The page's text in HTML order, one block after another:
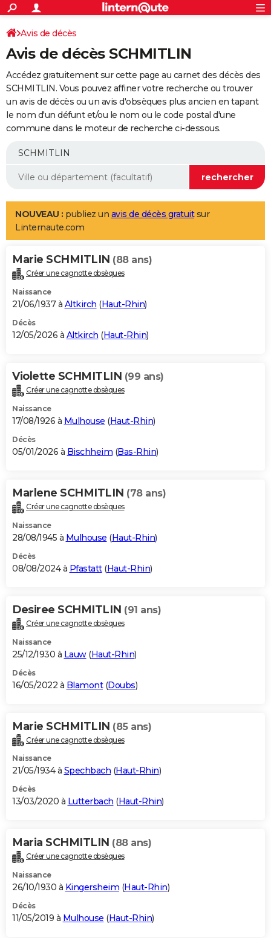
ACTUALITÉS
Politique
Société
Faits Divers
Education
Monde
Villes
+
SPORT
Coupe du monde 2026
Football
Tennis
Cyclisme
Rugby
Forum
Programme TV
TNT
Streaming
Cinéma
Sorties cinéma
Musique
+
FINANCE
Impôts
Immobilier
Risques naturels par ville
Banque
Assurance
Crédit
AUTO
Essais
Réserver un essai
Citadines
Berlines
SUV
Forum auto
+
Mobiles
Meilleur smartphone
Internet
Ordinateurs
Jeux vidéo
Guide high-tech
Aménagement intérieur
LIFESTYLE
Art de vivre
Bien-être
Loisirs
Mode
Modes de vie
Alimentation
Guide de la santé
Maladies
Médicaments
Sommeil
VOYAGE
Destinations
City break
Voyage nature
Voyage de noces
Forum
Climat
+PHOTO
GUIDES D'ACHAT
BONS PLANS
Carte de Noël
Carte Bonne année
Carte Saint-Valentin
Carte Pâques
Carte d'anniversaire
DICTIONNAIRE
Dictionnaire
Biographies
Citations
Expressions
Proverbes
PROGRAMME TV
S'inscrire
Se connecter
Lycées
Collèges
Primaires
Universités
Entreprises
Service militaire
Avis de recherche
AVIS DE DÉCÈS
Bricolage
Lifestyle
Culture
Sport
Auto
Television
Voyage
Cinema
Avis de décès
Avis de décès SCHMITLIN
Accédez gratuitement sur cette page au carnet des décès des
SCHMITLIN. Vous pouvez affiner votre recherche ou trouver
un avis de décès ou un avis d'obsèques plus ancien en tapant
le nom d'un défunt et/ou le nom ou le code postal d'une
commune dans le moteur de recherche ci-dessous.
NOUVEAU : publiez un avis de décès gratuitsur
Linternaute.com
Marie SCHMITLIN (88 ans)
Créer une cagnotte obsèques
Naissance
21/06/1937 à Altkirch (Haut-Rhin)
Décès
12/05/2026 à Altkirch (Haut-Rhin)
Violette SCHMITLIN (99 ans)
Créer une cagnotte obsèques
Naissance
17/08/1926 à Mulhouse (Haut-Rhin)
Décès
05/01/2026 à Bischheim (Bas-Rhin)
Marlene SCHMITLIN (78 ans)
Créer une cagnotte obsèques
Naissance
28/08/1945 à Mulhouse (Haut-Rhin)
Décès
08/08/2024 à Pfastatt(Haut-Rhin)
Desiree SCHMITLIN (91 ans)
Créer une cagnotte obsèques
Naissance
25/12/1930 à Lauw(Haut-Rhin)
Décès
16/05/2022 à Blamont(Doubs)
Marie SCHMITLIN (85 ans)
Créer une cagnotte obsèques
Naissance
21/05/1934 à Spechbach (Haut-Rhin)
Décès
13/03/2020 à Lutterbach (Haut-Rhin)
Maria SCHMITLIN (88 ans)
Créer une cagnotte obsèques
Naissance
26/10/1930 à Kingersheim (Haut-Rhin)
Décès
11/05/2019 à Mulhouse (Haut-Rhin)